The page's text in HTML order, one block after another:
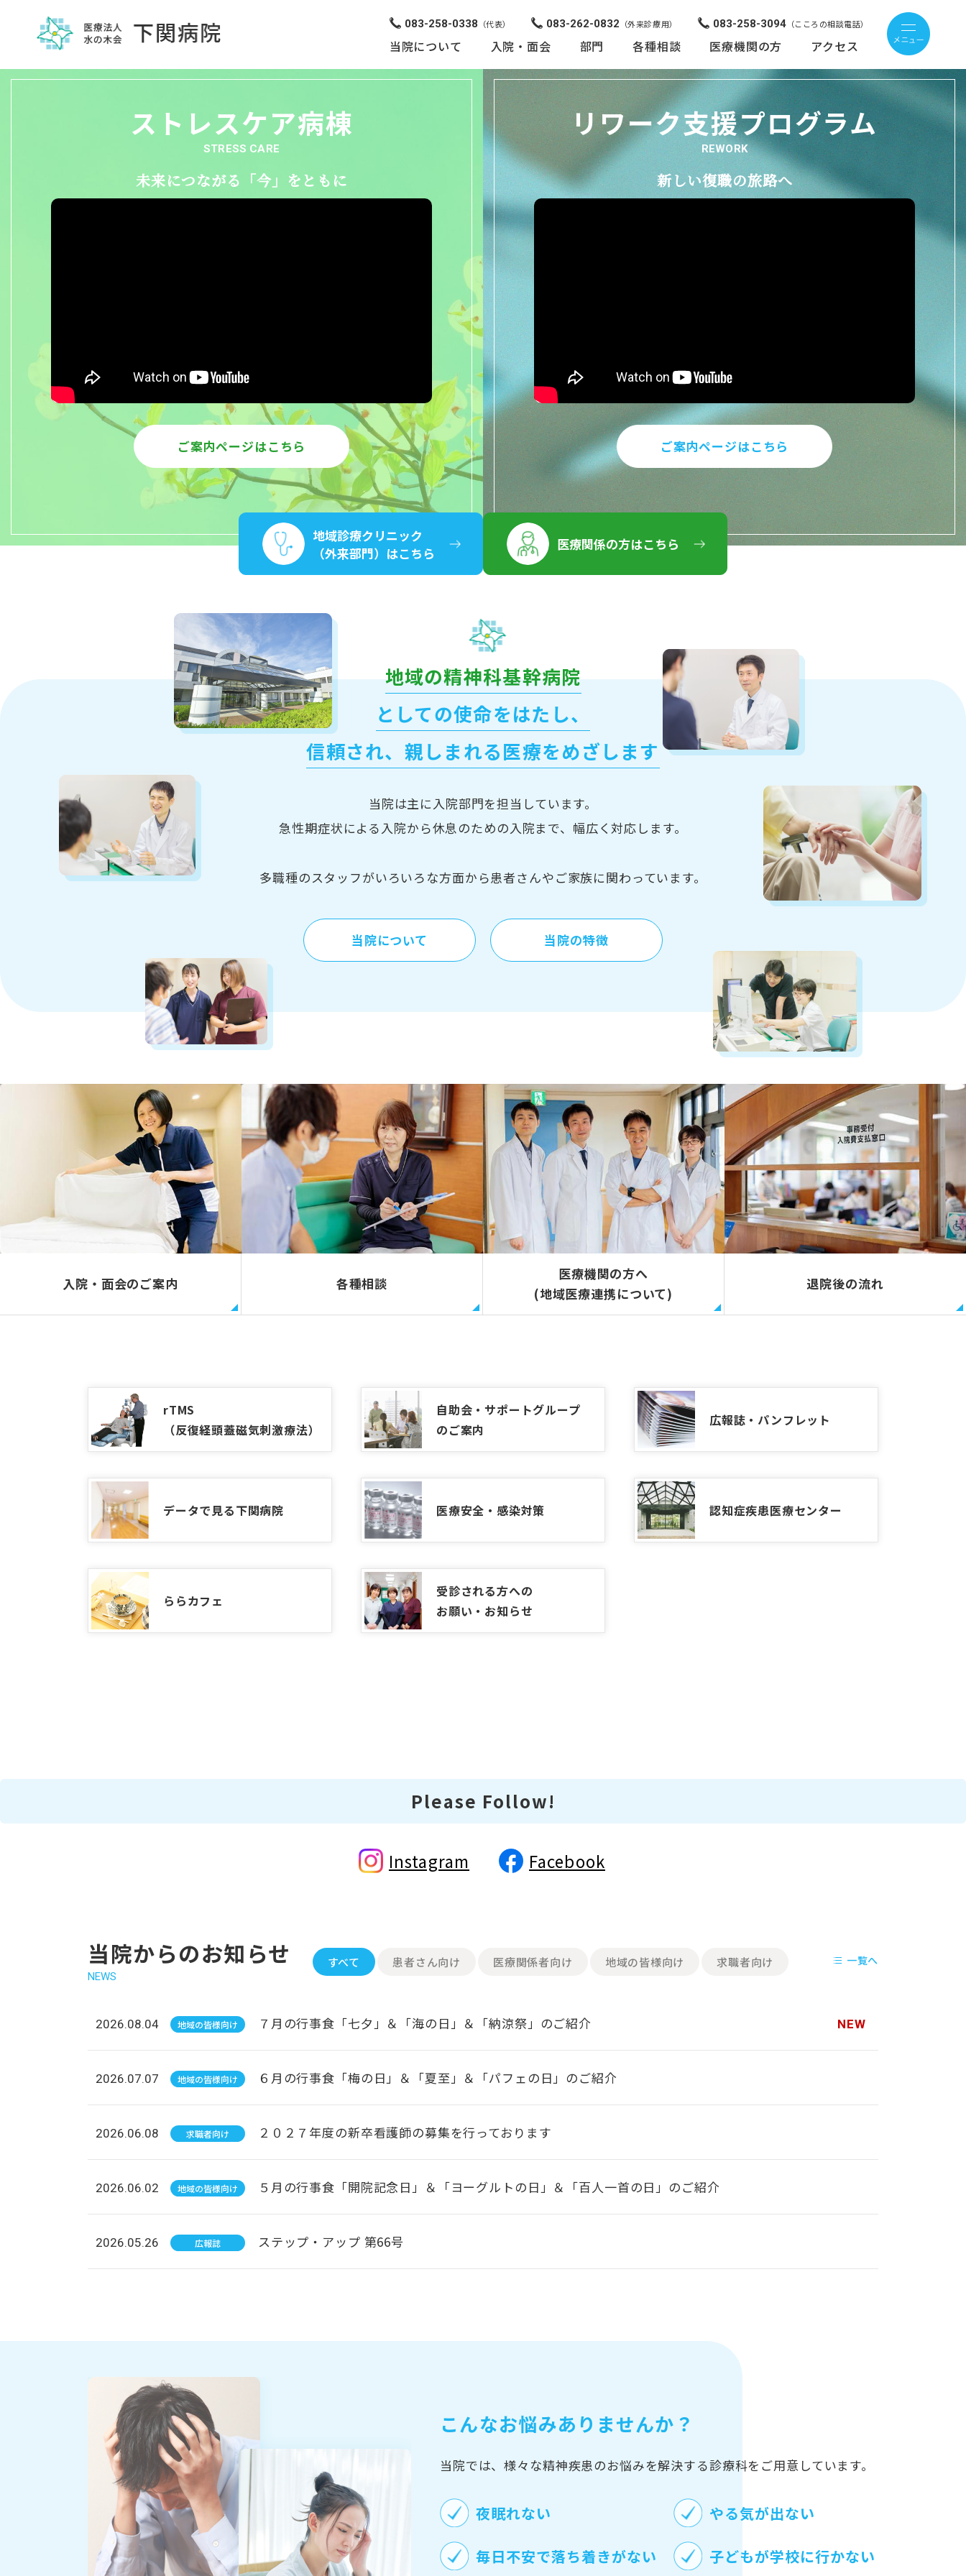
083-258-0338 （代表） 083-262-0832 （外来診療用） 083-258-3094（こころの相談電話）
当院について 入院・面会 部門 各種相談 医療機関の方 アクセス
ストレスケア病棟
STRESS CARE
未来につながる「今」をともに
ご案内ページはこちら
リワーク支援プログラム
REWORK
新しい復職の旅路へ
ご案内ページはこちら
地域診療クリニック
（外来部門）はこちら
医療関係の方はこちら
地域の精神科基幹病院
としての使命をはたし、
信頼され、親しまれる医療をめざします
当院は主に入院部門を担当しています。
急性期症状による入院から休息のための入院まで、幅広く対応します。
多職種のスタッフがいろいろな方面から患者さんやご家族に関わっています。
当院について 当院の特徴
入院・面会のご案内 各種相談
医療機関の方へ
(地域医療連携について)
退院後の流れ
rTMS
（反復経頭蓋磁気刺激療法）
自助会・サポートグループ
のご案内
広報誌・パンフレット
データで見る下関病院 医療安全・感染対策 認知症疾患医療センター
ららカフェ
受診される方への
お願い・お知らせ
Please Follow!
Instagram Facebook
当院からのお知らせ
NEWS
すべて 患者さん向け 医療関係者向け 地域の皆様向け 求職者向け 一覧へ
2026.08.04 地域の皆様向け ７月の行事食「七夕」＆「海の日」＆「納涼祭」のご紹介
2026.07.07 地域の皆様向け ６月の行事食「梅の日」＆「夏至」＆「パフェの日」のご紹介
2026.06.08 求職者向け ２０２７年度の新卒看護師の募集を行っております
2026.06.02 地域の皆様向け ５月の行事食「開院記念日」＆「ヨーグルトの日」＆「百人一首の日」のご紹介
2026.05.26 広報誌 ステップ・アップ 第66号
こんなお悩みありませんか？
当院では、様々な精神疾患のお悩みを解決する診療科をご用意しています。
夜眠れない やる気が出ない
毎日不安で落ち着きがない 子どもが学校に行かない